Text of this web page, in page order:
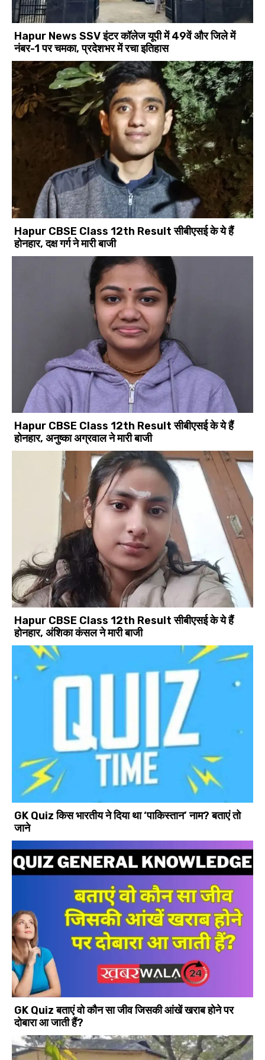
Hapur News SSV इंटर कॉलेज यूपी में 49वें और जिले में
नंबर-1 पर चमका, प्रदेशभर में रचा इतिहास
Hapur CBSE Class 12th Result सीबीएसई के ये हैं
होनहार, दक्ष गर्ग ने मारी बाजी
Hapur CBSE Class 12th Result सीबीएसई के ये हैं
होनहार, अनुष्का अग्रवाल ने मारी बाजी
Hapur CBSE Class 12th Result सीबीएसई के ये हैं
होनहार, अंशिका कंसल ने मारी बाजी
GK Quiz किस भारतीय ने दिया था ‘पाकिस्तान’ नाम? बताएं तो
जाने
GK Quiz बताएं वो कौन सा जीव जिसकी आंखें खराब होने पर
दोबारा आ जाती हैं?